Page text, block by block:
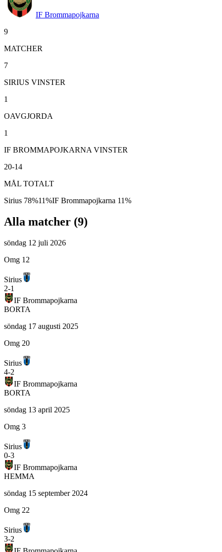
IF Brommapojkarna
9
MATCHER
7
SIRIUS VINSTER
1
OAVGJORDA
1
IF BROMMAPOJKARNA VINSTER
20-14
MÅL TOTALT
Sirius 78%11%IF Brommapojkarna 11%
Alla matcher (9)
söndag 12 juli 2026
Omg 12
Sirius
2-1
IF Brommapojkarna
BORTA
söndag 17 augusti 2025
Omg 20
Sirius
4-2
IF Brommapojkarna
BORTA
söndag 13 april 2025
Omg 3
Sirius
0-3
IF Brommapojkarna
HEMMA
söndag 15 september 2024
Omg 22
Sirius
3-2